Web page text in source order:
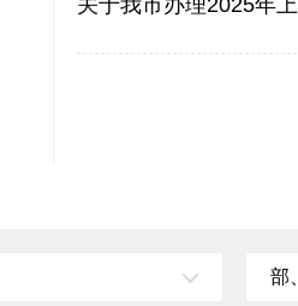
关于我市办理2025年
部